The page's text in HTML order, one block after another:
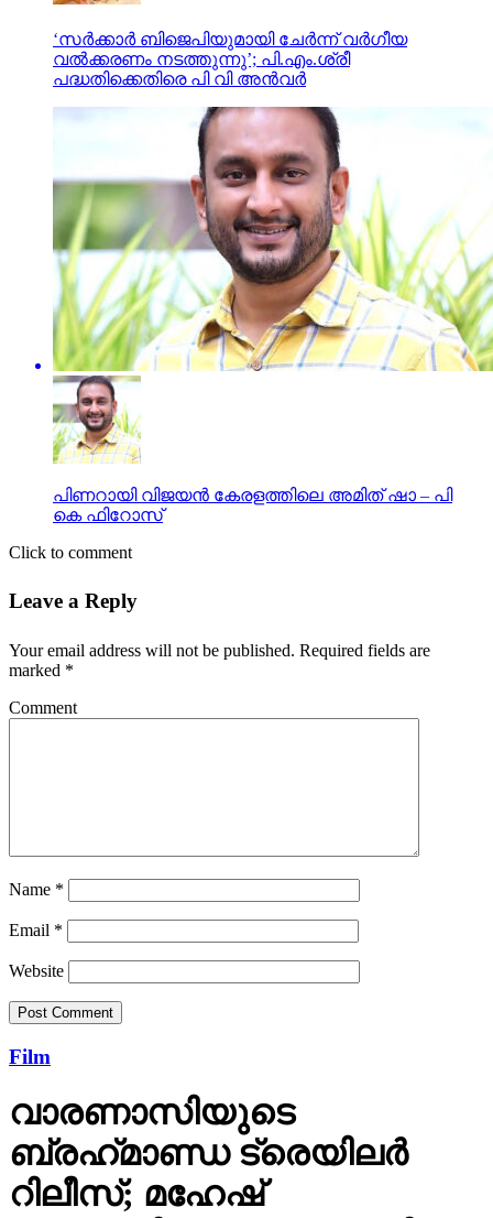
‘സർക്കാർ ബിജെപിയുമായി ചേർന്ന് വർഗീയ
വൽക്കരണം നടത്തുന്നു’; പി.എം.ശ്രീ
പദ്ധതിക്കെതിരെ പി വി അൻവർ
പിണറായി വിജയൻ കേരളത്തിലെ അമിത് ഷാ – പി
കെ ഫിറോസ്
Click to comment
Leave a Reply
Your email address will not be published. Required fields are
marked *
Comment
Name *
Email *
Website
Film
വാരണാസിയുടെ
ബ്രഹ്‌മാണ്ഡ ട്രെയിലര്‍
റിലീസ്; മഹേഷ്